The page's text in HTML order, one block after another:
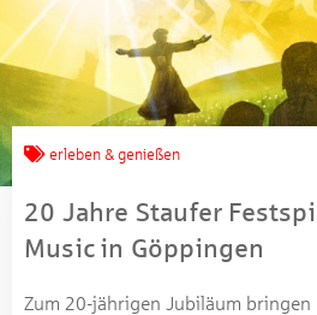
erleben & genießen
20 Jahre Staufer
Music in Göppingen
Zum 20-jährigen Jubiläum bringen